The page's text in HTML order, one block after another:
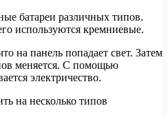
батареи различных типов.
используются кремниевые.
на панель попадает свет. Затем
меняется. С помощью
электричество.
на несколько типов